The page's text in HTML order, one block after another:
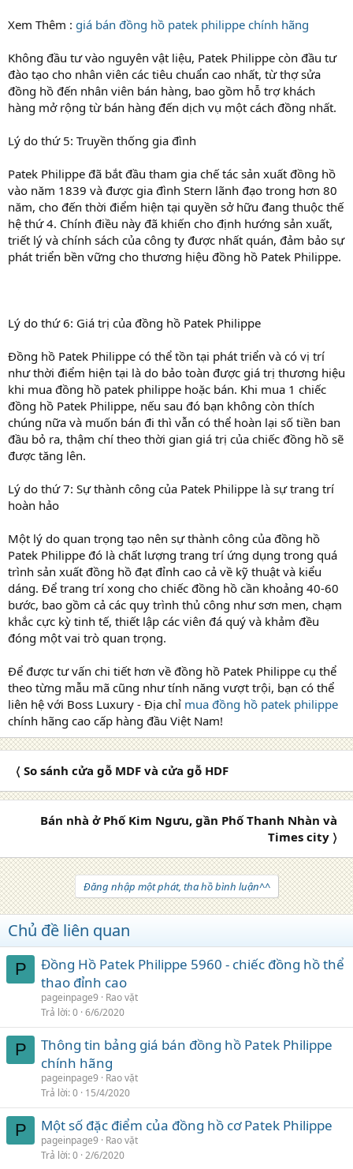
Xem Thêm : giá bán đồng hồ patek philippe chính hãng
Không đầu tư vào nguyên vật liệu, Patek Philippe còn đầu tư
đào tạo cho nhân viên các tiêu chuẩn cao nhất, từ thợ sửa
đồng hồ đến nhân viên bán hàng, bao gồm hỗ trợ khách
hàng mở rộng từ bán hàng đến dịch vụ một cách đồng nhất.
Lý do thứ 5: Truyền thống gia đình
Patek Philippe đã bắt đầu tham gia chế tác sản xuất đồng hồ
vào năm 1839 và được gia đình Stern lãnh đạo trong hơn 80
năm, cho đến thời điểm hiện tại quyền sở hữu đang thuộc thế
hệ thứ 4. Chính điều này đã khiến cho định hướng sản xuất,
triết lý và chính sách của công ty được nhất quán, đảm bảo sự
phát triển bền vững cho thương hiệu đồng hồ Patek Philippe.
Lý do thứ 6: Giá trị của đồng hồ Patek Philippe
Đồng hồ Patek Philippe có thể tồn tại phát triển và có vị trí
như thời điểm hiện tại là do bảo toàn được giá trị thương hiệu
khi mua đồng hồ patek philippe hoặc bán. Khi mua 1 chiếc
đồng hồ Patek Philippe, nếu sau đó bạn không còn thích
chúng nữa và muốn bán đi thì vẫn có thể hoàn lại số tiền ban
đầu bỏ ra, thậm chí theo thời gian giá trị của chiếc đồng hồ sẽ
được tăng lên.
Lý do thứ 7: Sự thành công của Patek Philippe là sự trang trí
hoàn hảo
Một lý do quan trọng tạo nên sự thành công của đồng hồ
Patek Philippe đó là chất lượng trang trí ứng dụng trong quá
trình sản xuất đồng hồ đạt đỉnh cao cả về kỹ thuật và kiểu
dáng. Để trang trí xong cho chiếc đồng hồ cần khoảng 40-60
bước, bao gồm cả các quy trình thủ công như sơn men, chạm
khắc cực kỳ tinh tế, thiết lập các viên đá quý và khảm đều
đóng một vai trò quan trọng.
Để được tư vấn chi tiết hơn về đồng hồ Patek Philippe cụ thể
theo từng mẫu mã cũng như tính năng vượt trội, bạn có thể
liên hệ với Boss Luxury - Địa chỉ mua đồng hồ patek philippe
chính hãng cao cấp hàng đầu Việt Nam!
〈 So sánh cửa gỗ MDF và cửa gỗ HDF
Bán nhà ở Phố Kim Ngưu, gần Phố Thanh Nhàn và
Times city 〉
Đăng nhập một phát, tha hồ bình luận^^
Chủ đề liên quan
P
Đồng Hồ Patek Philippe 5960 - chiếc đồng hồ thể
thao đỉnh cao
pageinpage9
Rao vặt
Trả lời 0 6/6/2020
P
Thông tin bảng giá bán đồng hồ Patek Philippe
chính hãng
pageinpage9
Rao vặt
Trả lời 0 15/4/2020
P Một số đặc điểm của đồng hồ cơ Patek Philippe
pageinpage9
Rao vặt
Trả lời 0 2/6/2020